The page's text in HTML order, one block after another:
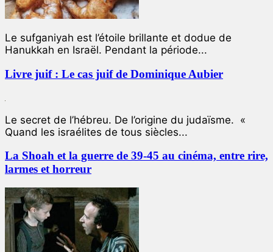
Le sufganiyah est l’étoile brillante et dodue de
Hanukkah en Israël. Pendant la période...
Livre juif : Le cas juif de Dominique Aubier
Le secret de l’hébreu. De l’origine du judaïsme. «
Quand les israélites de tous siècles...
La Shoah et la guerre de 39-45 au cinéma, entre rire,
larmes et horreur